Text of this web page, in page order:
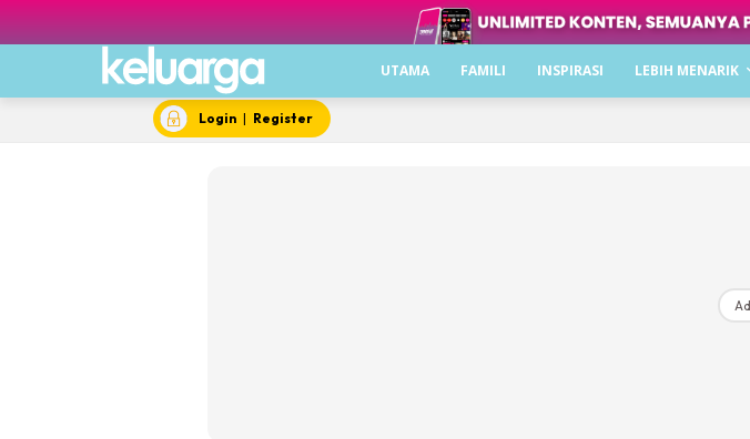
UTAMA FAMILI INSPIRASI LEBIH MENARIK
Login | Register